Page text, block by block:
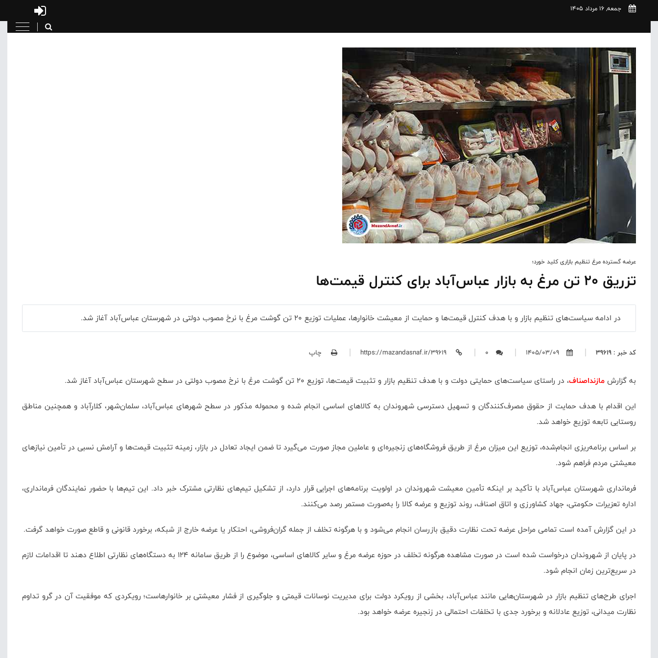
جمعه, 16 مرداد 1405
عرضه گسترده مرغ تنظیم بازاری کلید خورد؛
تزریق ۲۰ تن مرغ به بازار عباس‌آباد برای کنترل قیمت‌ها
در ادامه سیاست‌های تنظیم بازار و با هدف کنترل قیمت‌ها و حمایت از معیشت خانوارها، عملیات توزیع ۲۰ تن گوشت مرغ با نرخ مصوب دولتی در شهرستان عباس‌آباد آغاز شد.
کد خبر : 39619 1405/03/09
0 چاپ
به گزارش مازنداصناف، در راستای سیاست‌های حمایتی دولت و با هدف تنظیم بازار و تثبیت قیمت‌ها، توزیع ۲۰ تن گوشت مرغ با نرخ مصوب دولتی در سطح شهرستان عباس‌آباد آغاز شد.
این اقدام با هدف حمایت از حقوق مصرف‌کنندگان و تسهیل دسترسی شهروندان به کالاهای اساسی انجام شده و محموله مذکور در سطح شهرهای عباس‌آباد، سلمان‌شهر، کلارآباد و همچنین مناطق
روستایی تابعه توزیع خواهد شد.
بر اساس برنامه‌ریزی انجام‌شده، توزیع این میزان مرغ از طریق فروشگاه‌های زنجیره‌ای و عاملین مجاز صورت می‌گیرد تا ضمن ایجاد تعادل در بازار، زمینه تثبیت قیمت‌ها و آرامش نسبی در تأمین نیازهای
معیشتی مردم فراهم شود.
فرمانداری شهرستان عباس‌آباد با تأکید بر اینکه تأمین معیشت شهروندان در اولویت برنامه‌های اجرایی قرار دارد، از تشکیل تیم‌های نظارتی مشترک خبر داد. این تیم‌ها با حضور نمایندگان فرمانداری،
اداره تعزیرات حکومتی، جهاد کشاورزی و اتاق اصناف، روند توزیع و عرضه کالا را به‌صورت مستمر رصد می‌کنند.
در این گزارش آمده است تمامی مراحل عرضه تحت نظارت دقیق بازرسان انجام می‌شود و با هرگونه تخلف از جمله گران‌فروشی، احتکار یا عرضه خارج از شبکه، برخورد قانونی و قاطع صورت خواهد گرفت.
در پایان از شهروندان درخواست شده است در صورت مشاهده هرگونه تخلف در حوزه عرضه مرغ و سایر کالاهای اساسی، موضوع را از طریق سامانه ۱۲۴ به دستگاه‌های نظارتی اطلاع دهند تا اقدامات لازم
در سریع‌ترین زمان انجام شود.
اجرای طرح‌های تنظیم بازار در شهرستان‌هایی مانند عباس‌آباد، بخشی از رویکرد دولت برای مدیریت نوسانات قیمتی و جلوگیری از فشار معیشتی بر خانوارهاست؛ رویکردی که موفقیت آن در گرو تداوم
نظارت میدانی، توزیع عادلانه و برخورد جدی با تخلفات احتمالی در زنجیره عرضه خواهد بود.